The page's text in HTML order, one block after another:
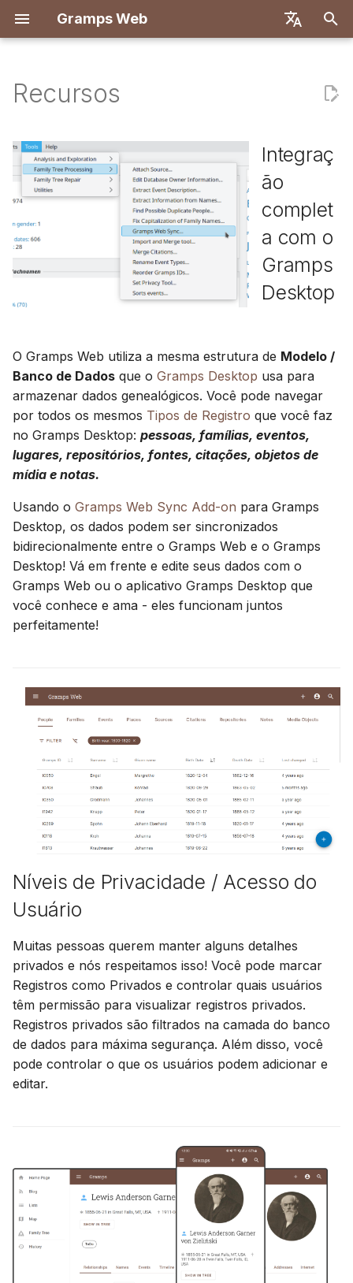
Gramps Web
简体中文
Русский
Português
Italiano
Українська
l
i
a
d
o
a
p
e
s
q
u
i
Integração completa com o
Níveis de Privacidade /
Acesso do Usuário
Conveniência do
Navegador Web
Gráficos interativos da
árvore genealógica
Blog de Genealogia incluído
Totalmente
internacionalizado
Sem bloqueio – importação
Gere relatórios imprimíveis
Marque pessoas em fotos
com detecção automática
de rostos
Correspondências de DNA
& navegador de
cromossomos
Aplicativo de
gerenciamento de tarefas
integrado
OpenHistoricalMap
Assistente de chat AI
Demonstração
Agradecimentos
Primeiros passos
Experimentar localmente
Instalação e
Implantação
Docker com Let's
DigitalOcean
TrueNAS
Administração do
servidor
Configuração do
Autenticação OIDC
Configurar chat de IA
Configuração multi-
Personalização do
Atualização
Usando PostgreSQL
Hospedagem de mídia
S3
memória
Telemetria
Guia de atualização
Gramps 5.2
Introdução
Criar conta de proprietário
Importar dados
Exportar dados
Gerir utilizadores
Definições de
Sincronizar com Gramps
Introdução
Primeiros passos Primeiro login
Explorar a sua árvore
Árvore genealógica
Linha do tempo
Mapa
Editar dados
Marcar pessoas em
Usar o blog
Gerenciar tarefas
Etiquetas
Editar na árvore
DNA
Correspondências de
Navegador de
cromossomos
DNA-Y
Ferramentas de
Marcadores
Histórico
Histórico de revisões
Avançado
Assistente de IA
Pesquisa externa
Conta e preferências
Atalhos de teclado
Notificações
Visão geral
Backend
Configuração de
desenvolvimento
Especificação da API
Consultas manuais
Frontend
Configuração de
desenvolvimento
Arquitetura
Tradução
Recursos
Integraç
ão
complet
a com o
Gramps
Desktop
O Gramps Web utiliza a mesma estrutura de Modelo /
Banco de Dados que o Gramps Desktop usa para
armazenar dados genealógicos. Você pode navegar
por todos os mesmos Tipos de Registro que você faz
no Gramps Desktop: pessoas, famílias, eventos,
lugares, repositórios, fontes, citações, objetos de
mídia e notas.
Usando o Gramps Web Sync Add-on para Gramps
Desktop, os dados podem ser sincronizados
bidirecionalmente entre o Gramps Web e o Gramps
Desktop! Vá em frente e edite seus dados com o
Gramps Web ou o aplicativo Gramps Desktop que
você conhece e ama - eles funcionam juntos
perfeitamente!
Níveis de Privacidade / Acesso do
Usuário
Muitas pessoas querem manter alguns detalhes
privados e nós respeitamos isso! Você pode marcar
Registros como Privados e controlar quais usuários
têm permissão para visualizar registros privados.
Registros privados são filtrados na camada do banco
de dados para máxima segurança. Além disso, você
pode controlar o que os usuários podem adicionar e
editar.